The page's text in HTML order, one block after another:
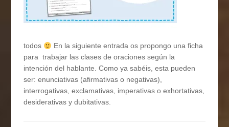
todos
En la siguiente entrada os propongo una ficha
para trabajar las clases de oraciones según la
intención del hablante. Como ya sabéis, esta pueden
ser: enunciativas (afirmativas o negativas),
interrogativas, exclamativas, imperativas o exhortativas,
desiderativas y dubitativas.